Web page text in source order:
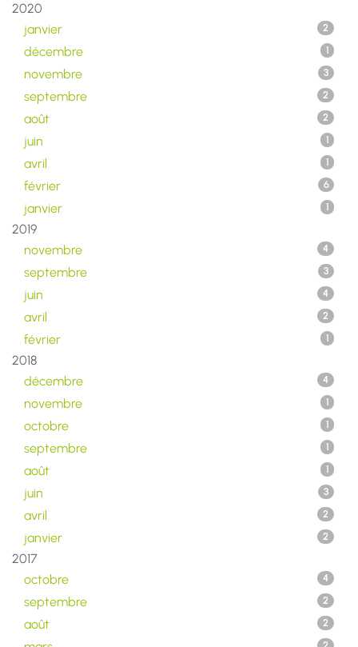
2020
janvier
2
décembre 1
novembre 3
septembre 2
août 2
juin 1
avril 1
février 6
janvier 1
2019
novembre
4
septembre 3
juin 4
avril 2
février 1
2018
décembre
4
novembre 1
octobre 1
septembre 1
août 1
juin 3
avril 2
janvier 2
2017
octobre
4
septembre 2
août 2